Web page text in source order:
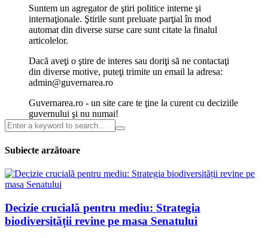
Suntem un agregator de ştiri politice interne şi
internaţionale. Ştirile sunt preluate parţial în mod
automat din diverse surse care sunt citate la finalul
articolelor.
Dacă aveţi o ştire de interes sau doriţi să ne contactaţi
din diverse motive, puteţi trimite un email la adresa:
admin@guvernarea.ro
Guvernarea.ro - un site care te ţine la curent cu deciziile
guvernului şi nu numai!
Subiecte arzătoare
Decizie crucială pentru mediu: Strategia
biodiversității revine pe masa Senatului